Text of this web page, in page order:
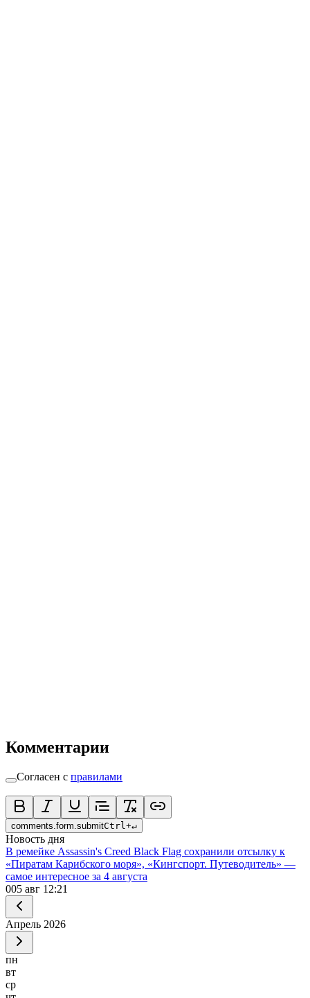
Комментарии
Согласен с правилами
comments.form.submitCtrl +↵
Новость дня
В ремейке Assassin's Creed Black Flag сохранили отсылку к
«Пиратам Карибского моря», «Кингспорт. Путеводитель» —
самое интересное за 4 августа
005 авг 12:21
Апрель 2026
пн
вт
ср